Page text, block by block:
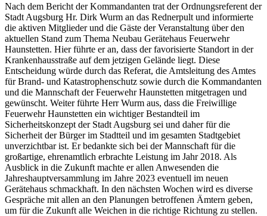
Nach dem Bericht der Kommandanten trat der Ordnungsreferent der
Stadt Augsburg Hr. Dirk Wurm an das Rednerpult und informierte
die aktiven Mitglieder und die Gäste der Veranstaltung über den
aktuellen Stand zum Thema Neubau Gerätehaus Feuerwehr
Haunstetten. Hier führte er an, dass der favorisierte Standort in der
Krankenhausstraße auf dem jetzigen Gelände liegt. Diese
Entscheidung würde durch das Referat, die Amtsleitung des Amtes
für Brand- und Katastrophenschutz sowie durch die Kommandanten
und die Mannschaft der Feuerwehr Haunstetten mitgetragen und
gewünscht. Weiter führte Herr Wurm aus, dass die Freiwillige
Feuerwehr Haunstetten ein wichtiger Bestandteil im
Sicherheitskonzept der Stadt Augsburg sei und daher für die
Sicherheit der Bürger im Stadtteil und im gesamten Stadtgebiet
unverzichtbar ist. Er bedankte sich bei der Mannschaft für die
großartige, ehrenamtlich erbrachte Leistung im Jahr 2018. Als
Ausblick in die Zukunft machte er allen Anwesenden die
Jahreshauptversammlung im Jahre 2023 eventuell im neuen
Gerätehaus schmackhaft. In den nächsten Wochen wird es diverse
Gespräche mit allen an den Planungen betroffenen Ämtern geben,
um für die Zukunft alle Weichen in die richtige Richtung zu stellen.